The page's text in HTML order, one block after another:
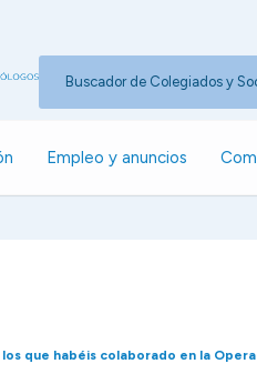
Buscador de Colegiados y
Empleo y anuncios
que habéis colaborado en la